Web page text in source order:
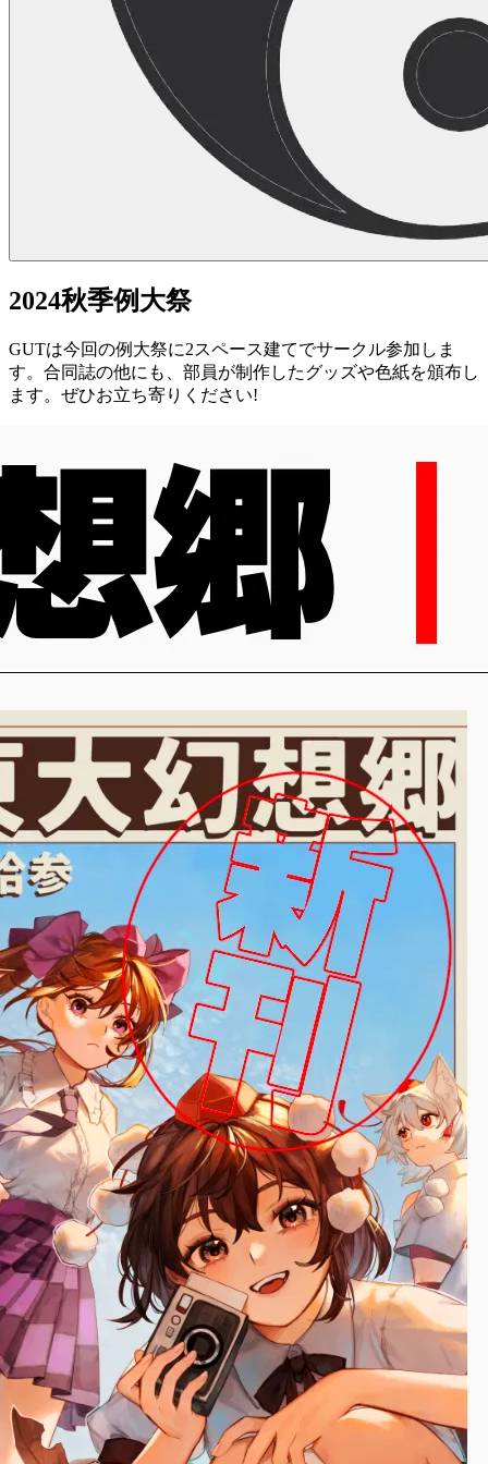
2024秋季例大祭
GUTは今回の例大祭に2スペース建てでサークル参加しま
す。合同誌の他にも、部員が制作したグッズや色紙を頒布し
ます。ぜひお立ち寄りください!